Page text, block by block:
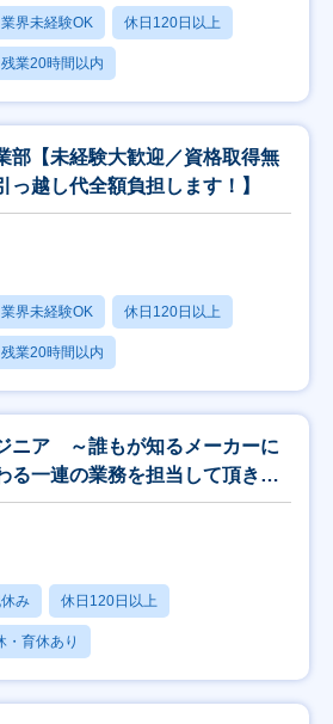
界未経験OK 休日120日以上
残業20時間以内
部【未経験大歓迎／資格取得無
っ越し代全額負担します！】
界未経験OK 休日120日以上
残業20時間以内
ニア ～誰もが知るメーカーに
る一連の業務を担当して頂きま
み 休日120日以上
・育休あり